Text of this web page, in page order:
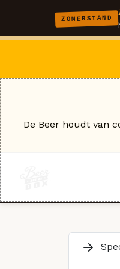
ZOMERSTAND
De Beer houdt van